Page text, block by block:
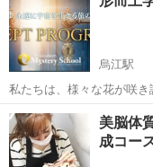
烏江駅
私たちは、様々な花が咲き
ます。 今あなたは自分らしく生きていますか？ 自分の可能性、輝き、
神聖さを思い出し、 唯一
アデプトプログラム®...
岐阜 安八郡 烏江
美脳体
成コー